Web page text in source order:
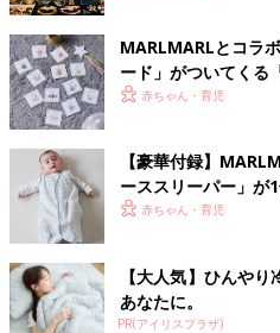
MARLMARLとコラ
ード」がついてくる
売中！
赤ちゃん・育児
【豪華付録】
ーススリーパー」が
よこクラブ』冬号が
赤ちゃん・育児
【大人気】ひんや
あなたに。
PR(アイリスプラザ)